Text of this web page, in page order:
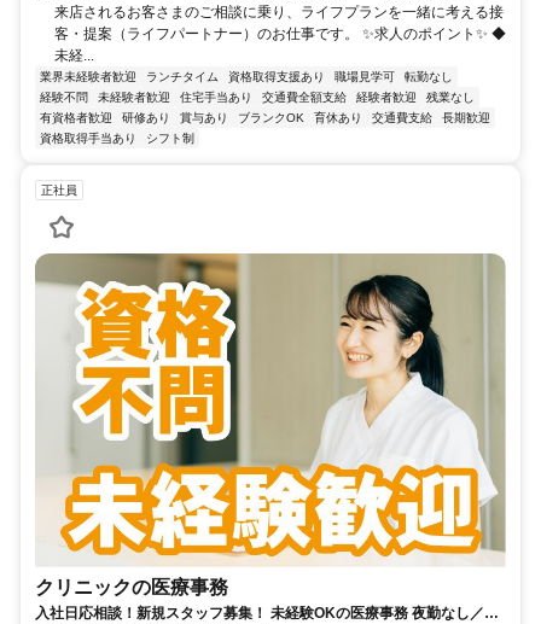
来店されるお客さまのご相談に乗り、ライフプランを一緒に考える接
客・提案（ライフパートナー）のお仕事です。 ✨求人のポイント✨ ◆
未経...
業界未経験者歓迎 ランチタイム 資格取得支援あり 職場見学可
転勤なし
経験不問
未経験者歓迎 住宅手当あり 交通費全額支給 経験者歓迎
残業なし
有資格者歓迎
研修あり 賞与あり ブランクOK 育休あり 交通費支給
長期歓迎
資格取得手当あり
シフト制
正社員
クリニックの医療事務
入社日応相談！新規スタッフ募集！ 未経験OKの医療事務 夜勤なし／日